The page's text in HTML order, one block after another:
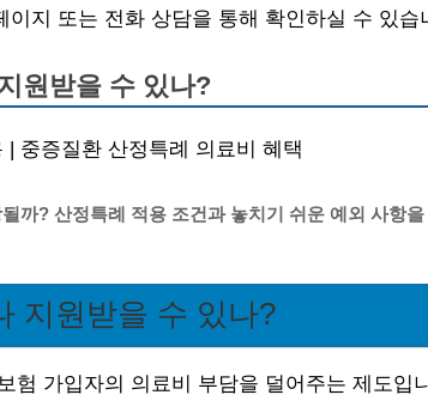
이지 또는 전화 상담을 통해 확인하실 수 있습
원받을 수 있나?
| 중증질환 산정특례 의료비 혜택
까? 산정특례 적용 조건과 놓치기 쉬운 예외 사항
지원받을 수 있나?
험 가입자의 의료비 부담을 덜어주는 제도입